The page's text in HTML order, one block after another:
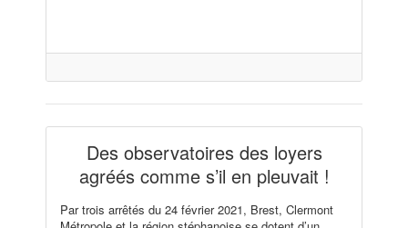
Des observatoires des loyers
agréés comme s’il en pleuvait !
Par trois arrêtés du 24 février 2021, Brest, Clermont